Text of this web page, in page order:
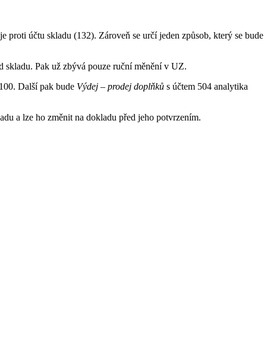
proti účtu skladu (132). Zároveň se určí jeden způsob, který se bude
skladu. Pak už zbývá pouze ruční měnění v UZ.
Další pak bude Výdej – prodej doplňků s účtem 504 analytika
a lze ho změnit na dokladu před jeho potvrzením.